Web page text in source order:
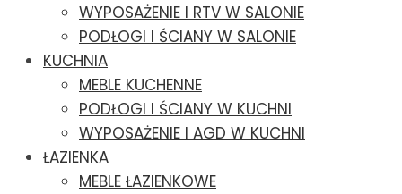
WYPOSAŻENIE I RTV W SALONIE
PODŁOGI I ŚCIANY W SALONIE
KUCHNIA
MEBLE KUCHENNE
PODŁOGI I ŚCIANY W KUCHNI
WYPOSAŻENIE I AGD W KUCHNI
ŁAZIENKA
MEBLE ŁAZIENKOWE